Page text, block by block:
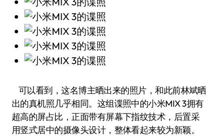
可以看到，这名博主晒出来的照片，和此前林斌晒
出的真机照几乎相同。这组谍照中的小米MIX 3拥有
超高的屏占比，正面带有屏幕下指纹技术，后置采
用竖式居中的摄像头设计，整体看起来较为新颖。